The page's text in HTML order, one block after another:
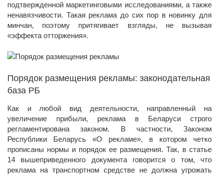
подтвержденной маркетинговыми исследованиями, а также
ненавязчивости. Такая реклама до сих пор в новинку для
минчан, поэтому притягивает взгляды, не вызывая
«эффекта отторжения».
Порядок размещения рекламы: законодательная
база РБ
Как и любой вид деятельности, направленный на
увеличение прибыли, реклама в Беларуси строго
регламентирована законом. В частности, Законом
Республики Беларусь «О рекламе», в котором четко
прописаны нормы и порядок ее размещения. Так, в статье
14 вышеприведенного документа говорится о том, что
реклама на транспортном средстве не должна угрожать